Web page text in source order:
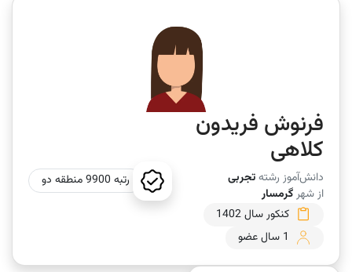
فرنوش فریدون
کلاهی
دانش‌آموز رشتهتجربی
از شهرگرمسار
کنکور سال 1402
1 سال عضو
رتبه 9900 منطقه دو